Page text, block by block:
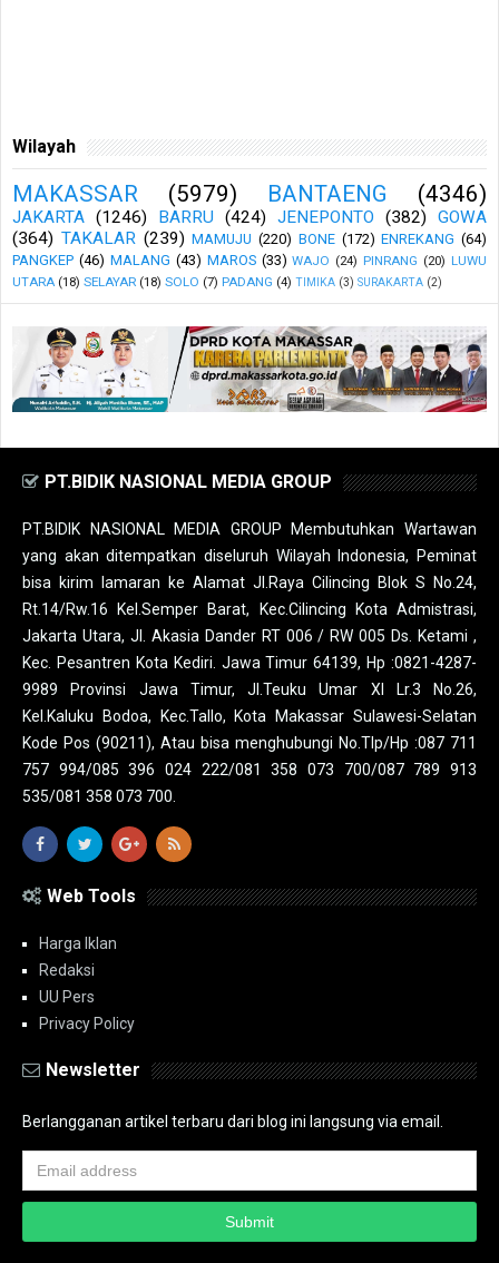
Wilayah
MAKASSAR (5979) BANTAENG (4346)
JAKARTA (1246) BARRU (424) JENEPONTO (382)
GOWA
(364) TAKALAR (239) MAMUJU (220) BONE (172) ENREKANG (64)
PANGKEP (46) MALANG (43) MAROS (33) WAJO (24) PINRANG (20) LUWU
UTARA (18) SELAYAR (18) SOLO (7) PADANG (4) TIMIKA (3) SURAKARTA (2)
PT.BIDIK NASIONAL MEDIA GROUP
PT.BIDIK NASIONAL MEDIA GROUP Membutuhkan Wartawan
yang akan ditempatkan diseluruh Wilayah Indonesia, Peminat
bisa kirim lamaran ke Alamat Jl.Raya Cilincing Blok S No.24,
Rt.14/Rw.16 Kel.Semper Barat, Kec.Cilincing Kota Admistrasi,
Jakarta Utara, Jl. Akasia Dander RT 006 / RW 005 Ds. Ketami ,
Kec. Pesantren Kota Kediri. Jawa Timur 64139, Hp :0821-4287-
9989 Provinsi Jawa Timur, Jl.Teuku Umar XI Lr.3 No.26,
Kel.Kaluku Bodoa, Kec.Tallo, Kota Makassar Sulawesi-Selatan
Kode Pos (90211), Atau bisa menghubungi No.Tlp/Hp :087 711
757 994/085 396 024 222/081 358 073 700/087 789 913
535/081 358 073 700.
Web Tools
Harga Iklan
Redaksi
UU Pers
Privacy Policy
Newsletter
Berlangganan artikel terbaru dari blog ini langsung via email.